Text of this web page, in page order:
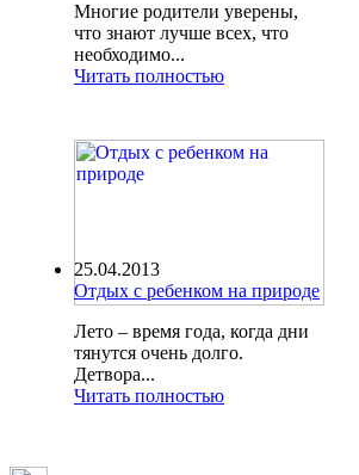
Многие родители уверены,
что знают лучше всех, что
необходимо...
Читать полностью
25.04.2013
Отдых с ребенком на природе
Лето – время года, когда дни
тянутся очень долго.
Детвора...
Читать полностью